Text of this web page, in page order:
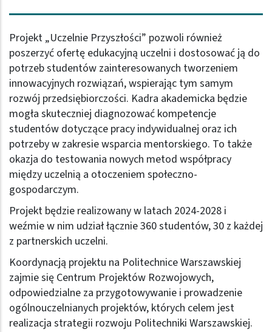
Projekt „Uczelnie Przyszłości” pozwoli również
poszerzyć ofertę edukacyjną uczelni i dostosować ją do
potrzeb studentów zainteresowanych tworzeniem
innowacyjnych rozwiązań, wspierając tym samym
rozwój przedsiębiorczości. Kadra akademicka będzie
mogła skuteczniej diagnozować kompetencje
studentów dotyczące pracy indywidualnej oraz ich
potrzeby w zakresie wsparcia mentorskiego. To także
okazja do testowania nowych metod współpracy
między uczelnią a otoczeniem społeczno-
gospodarczym.
Projekt będzie realizowany w latach 2024-2028 i
weźmie w nim udział łącznie 360 studentów, 30 z każdej
z partnerskich uczelni.
Koordynacją projektu na Politechnice Warszawskiej
zajmie się Centrum Projektów Rozwojowych,
odpowiedzialne za przygotowywanie i prowadzenie
ogólnouczelnianych projektów, których celem jest
realizacja strategii rozwoju Politechniki Warszawskiej.